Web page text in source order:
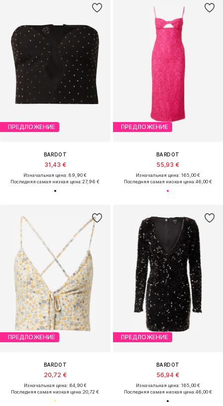
ПРЕДЛОЖЕНИЕ
BARDOT
31,43 €
Изначальная цена: 89,90 €
Последняя самая низкая цена:27,96 €
ПРЕДЛОЖЕНИЕ
BARDOT
55,93 €
Изначальная цена: 165,00 €
Последняя самая низкая цена:46,00 €
ПРЕДЛОЖЕНИЕ
BARDOT
20,72 €
Изначальная цена: 64,90 €
Последняя самая низкая цена:20,72 €
ПРЕДЛОЖЕНИЕ
BARDOT
56,94 €
Изначальная цена: 165,00 €
Последняя самая низкая цена:46,00 €